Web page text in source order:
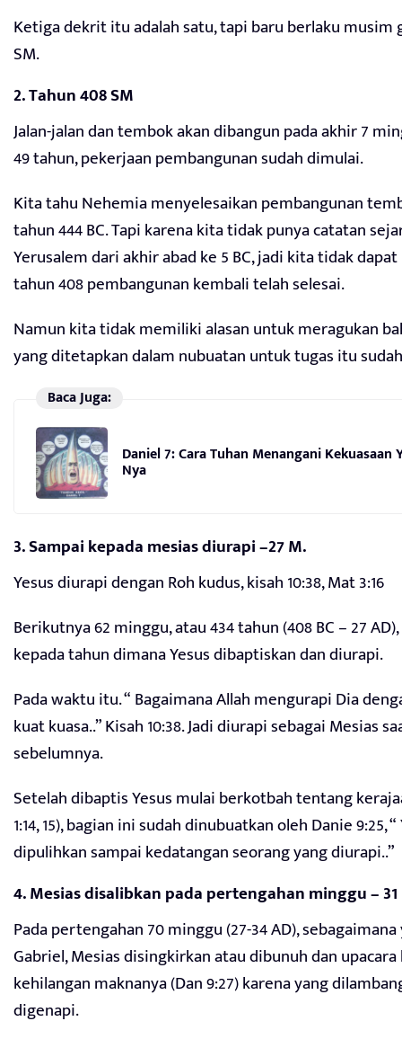
Ketiga dekrit itu adalah satu, tapi baru berlaku musim
SM.
2. Tahun 408 SM
Jalan-jalan dan tembok akan dibangun pada akhir 7
49 tahun, pekerjaan pembangunan sudah dimulai.
Kita tahu Nehemia menyelesaikan pembangunan
tahun 444 BC. Tapi karena kita tidak punya catatan
Yerusalem dari akhir abad ke 5 BC, jadi kita tidak
tahun 408 pembangunan kembali telah selesai.
Namun kita tidak memiliki alasan untuk meragukan
yang ditetapkan dalam nubuatan untuk tugas itu
Baca Juga:
Daniel 7: Cara Tuhan Menangani Kekuasaan
Nya
3. Sampai kepada mesias diurapi –27 M.
Yesus diurapi dengan Roh kudus, kisah 10:38, Mat 3:16
Berikutnya 62 minggu, atau 434 tahun (408 BC – 27
kepada tahun dimana Yesus dibaptiskan dan diurapi.
Pada waktu itu. “ Bagaimana Allah mengurapi Dia
kuat kuasa..” Kisah 10:38. Jadi diurapi sebagai Mesias
sebelumnya.
Setelah dibaptis Yesus mulai berkotbah tentang
1:14, 15), bagian ini sudah dinubuatkan oleh Danie 9:25,
dipulihkan sampai kedatangan seorang yang diurapi..”
4. Mesias disalibkan pada pertengahan minggu –
Pada pertengahan 70 minggu (27-34 AD),
Gabriel, Mesias disingkirkan atau dibunuh dan
kehilangan maknanya (Dan 9:27) karena yang
digenapi.